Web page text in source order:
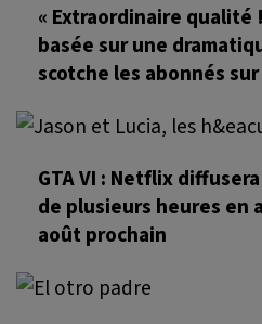
« Extraordinaire qualité
basée sur une
scotche les abonnés
GTA VI : Netflix
de plusieurs heures en
août prochain